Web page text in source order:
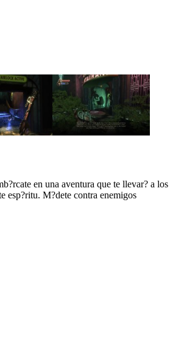
en una aventura que te llevar? a los
esp?ritu. M?dete contra enemigos